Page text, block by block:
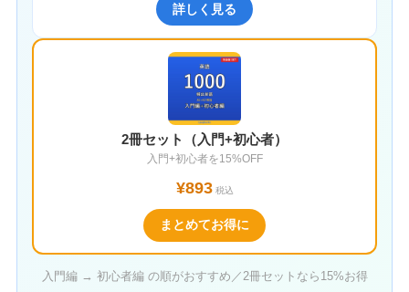
詳しく見る
2冊セット（入門+初心者）
入門+初心者を15%OFF
¥893税込
まとめてお得に
入門編 → 初心者編 の順がおすすめ／2冊セットなら15%お得